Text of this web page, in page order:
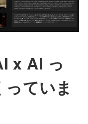
x AI っ
ていま